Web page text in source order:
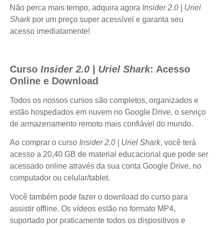
Não perca mais tempo, adquira agora Insider 2.0 | Uriel
Sharkpor um preço super acessível e garanta seu
acesso imediatamente!
Curso Insider 2.0 | Uriel Shark: Acesso
Online e Download
Todos os nossos cursos são completos, organizados e
estão hospedados em nuvem no Google Drive, o serviço
de armazenamento remoto mais confiável do mundo.
Ao comprar o curso Insider 2.0 | Uriel Shark, você terá
acesso a 20,40 GB de material educacional que pode ser
acessado online através da sua conta Google Drive, no
computador ou celular/tablet.
Você também pode fazer o download do curso para
assistir offline. Os vídeos estão no formato MP4,
suportado por praticamente todos os dispositivos e